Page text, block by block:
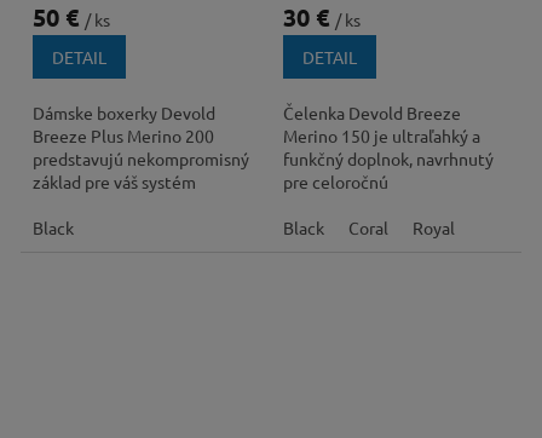
50 € / ks
DETAIL
Dámske boxerky Devold
Breeze Plus Merino 200
predstavujú nekompromisný
základ pre váš systém
výnimočný komfort a...
Black
30 € / ks
DETAIL
Čelenka Devold Breeze
Merino 150 je ultraľahký a
funkčný doplnok, navrhnutý
pre celoročnú
komfort počas akejkoľvek...
Black Coral Royal